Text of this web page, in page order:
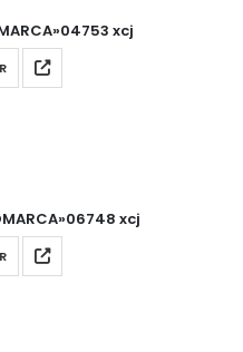
xcj
xcj